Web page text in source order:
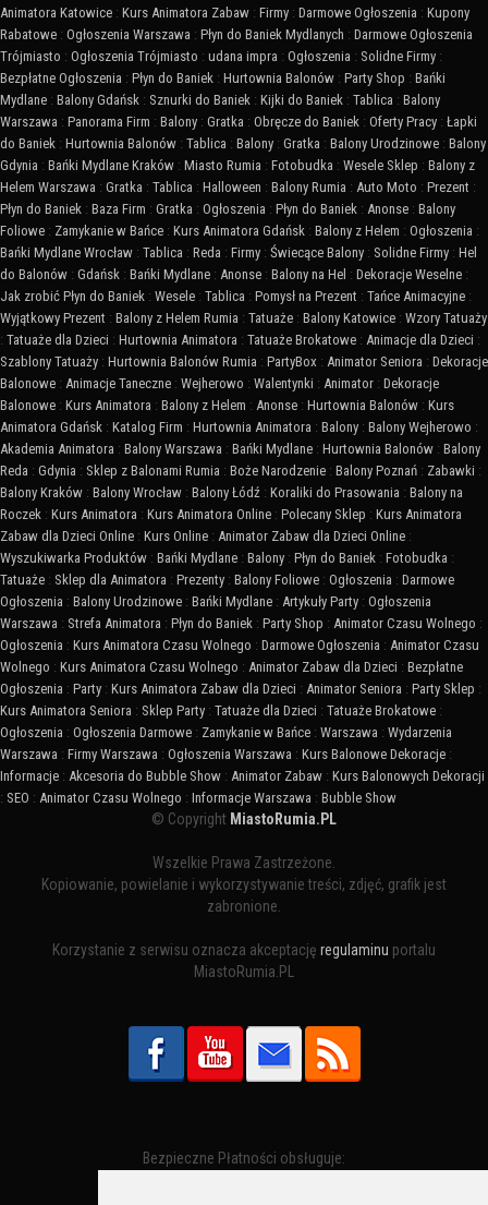
Animatora Katowice : Kurs Animatora Zabaw : Firmy : Darmowe Ogłoszenia : Kupony
Rabatowe : Ogłoszenia Warszawa : Płyn do Baniek Mydlanych : Darmowe Ogłoszenia
Trójmiasto : Ogłoszenia Trójmiasto : udana impra : Ogłoszenia : Solidne Firmy :
Bezpłatne Ogłoszenia : Płyn do Baniek : Hurtownia Balonów : Party Shop : Bańki
Mydlane : Balony Gdańsk : Sznurki do Baniek : Kijki do Baniek : Tablica : Balony
Warszawa : Panorama Firm : Balony : Gratka : Obręcze do Baniek : Oferty Pracy : Łapki
do Baniek : Hurtownia Balonów : Tablica : Balony : Gratka : Balony Urodzinowe : Balony
Gdynia : Bańki Mydlane Kraków : Miasto Rumia : Fotobudka : Wesele Sklep : Balony z
Helem Warszawa : Gratka : Tablica : Halloween : Balony Rumia : Auto Moto : Prezent :
Płyn do Baniek : Baza Firm : Gratka : Ogłoszenia : Płyn do Baniek : Anonse : Balony
Foliowe : Zamykanie w Bańce : Kurs Animatora Gdańsk : Balony z Helem : Ogłoszenia :
Bańki Mydlane Wrocław : Tablica : Reda : Firmy : Świecące Balony : Solidne Firmy : Hel
do Balonów : Gdańsk : Bańki Mydlane : Anonse : Balony na Hel : Dekoracje Weselne :
Jak zrobić Płyn do Baniek : Wesele : Tablica : Pomysł na Prezent : Tańce Animacyjne :
Wyjątkowy Prezent : Balony z Helem Rumia : Tatuaże : Balony Katowice : Wzory Tatuaży
: Tatuaże dla Dzieci : Hurtownia Animatora : Tatuaże Brokatowe : Animacje dla Dzieci :
Szablony Tatuaży : Hurtownia Balonów Rumia : PartyBox : Animator Seniora : Dekoracje
Balonowe : Animacje Taneczne : Wejherowo : Walentynki : Animator : Dekoracje
Balonowe : Kurs Animatora : Balony z Helem : Anonse : Hurtownia Balonów : Kurs
Animatora Gdańsk : Katalog Firm : Hurtownia Animatora : Balony : Balony Wejherowo :
Akademia Animatora : Balony Warszawa : Bańki Mydlane : Hurtownia Balonów : Balony
Reda : Gdynia : Sklep z Balonami Rumia : Boże Narodzenie : Balony Poznań : Zabawki :
Balony Kraków : Balony Wrocław : Balony Łódź : Koraliki do Prasowania : Balony na
Roczek : Kurs Animatora : Kurs Animatora Online : Polecany Sklep : Kurs Animatora
Zabaw dla Dzieci Online : Kurs Online : Animator Zabaw dla Dzieci Online :
Wyszukiwarka Produktów : Bańki Mydlane : Balony : Płyn do Baniek : Fotobudka :
Tatuaże : Sklep dla Animatora : Prezenty : Balony Foliowe : Ogłoszenia : Darmowe
Ogłoszenia : Balony Urodzinowe : Bańki Mydlane : Artykuły Party : Ogłoszenia
Warszawa : Strefa Animatora : Płyn do Baniek : Party Shop : Animator Czasu Wolnego :
Ogłoszenia : Kurs Animatora Czasu Wolnego : Darmowe Ogłoszenia : Animator Czasu
Wolnego : Kurs Animatora Czasu Wolnego : Animator Zabaw dla Dzieci : Bezpłatne
Ogłoszenia : Party : Kurs Animatora Zabaw dla Dzieci : Animator Seniora : Party Sklep :
Kurs Animatora Seniora : Sklep Party : Tatuaże dla Dzieci : Tatuaże Brokatowe :
Ogłoszenia : Ogłoszenia Darmowe : Zamykanie w Bańce : Warszawa : Wydarzenia
Warszawa : Firmy Warszawa : Ogłoszenia Warszawa : Kurs Balonowe Dekoracje :
Informacje : Akcesoria do Bubble Show : Animator Zabaw : Kurs Balonowych Dekoracji
: SEO : Animator Czasu Wolnego : Informacje Warszawa : Bubble Show
© Copyright MiastoRumia.PL
Wszelkie Prawa Zastrzeżone.
Kopiowanie, powielanie i wykorzystywanie treści, zdjęć, grafik jest
zabronione.
Korzystanie z serwisu oznacza akceptację regulaminu portalu
MiastoRumia.PL
Bezpieczne Płatności obsługuje: